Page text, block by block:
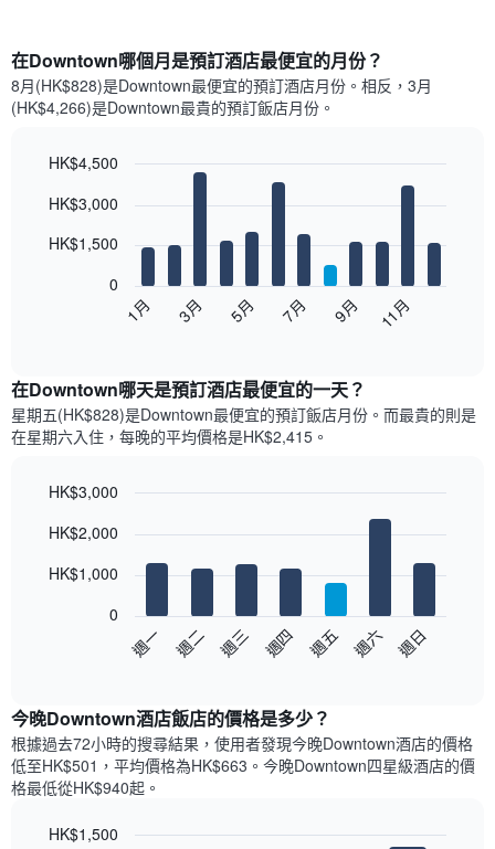
在Downtown哪個月是預訂酒店最便宜的月份？
8月(HK$828)是Downtown​最便宜的預訂酒店月份。​相反，3月
(HK$4,266)是Downtown最貴的預訂飯店月份。
chart
12
顯
示
每
個
的
間
均
有
1
條
X
顯
graphic.
1月 3月 5月 7月 9月 11月
0
HK$1,500
HK$3,000
HK$4,500
在Downtown哪天是預訂酒店最便宜的一天？
星期五(HK$828)是Downtown​最便宜的預訂飯店月份。而最貴的則是
在星期六​入住，每晚的平均價格是HK$2,415​​。
chart
顯
示
每
週
每
的
graphic.
週一 週二 週三 週四 週五 週六 週日
0
HK$1,000
HK$2,000
HK$3,000
今晚Downtown酒店飯店的價格是多少？
根據過去72小時的搜尋結果，使用者發現今晚Downtown酒店的價格
低至HK$501，平均價格為HK$663​。今晚Downtown四星級酒店​的價
格最低從HK$940​起。
HK$1,500